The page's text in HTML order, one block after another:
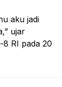
aku jadi
ujar
8 RI pada 20